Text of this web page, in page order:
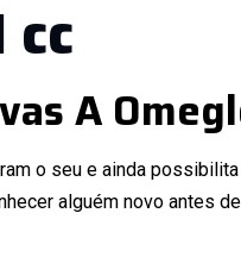
cc
A
o seu e ainda
alguém novo antes